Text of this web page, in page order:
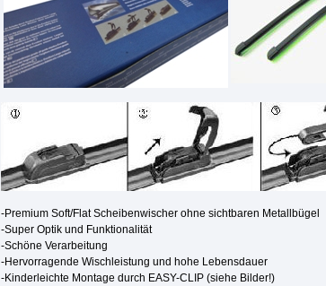
-Premium Soft/Flat Scheibenwischer ohne sichtbaren Metallbügel
-Super Optik und Funktionalität
-Schöne Verarbeitung
-Hervorragende Wischleistung und hohe Lebensdauer
-Kinderleichte Montage durch EASY-CLIP (siehe Bilder!)